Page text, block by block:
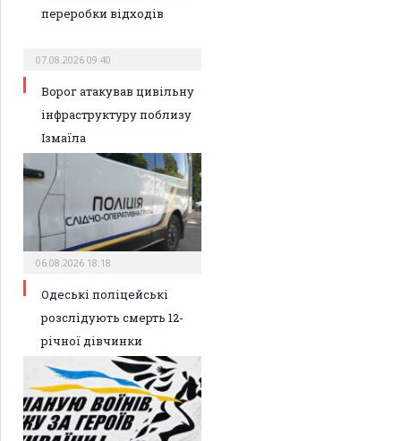
переробки відходів
07.08.2026 09:40
Ворог атакував цивільну
інфраструктуру поблизу
Ізмаїла
06.08.2026 18:18
Одеські поліцейські
розслідують смерть 12-
річної дівчинки